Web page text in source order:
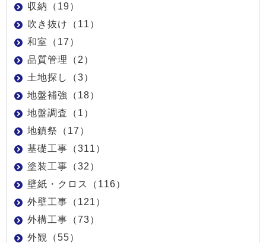
収納（19）
吹き抜け（11）
和室（17）
品質管理（2）
土地探し（3）
地盤補強（18）
地盤調査（1）
地鎮祭（17）
基礎工事（311）
塗装工事（32）
壁紙・クロス（116）
外壁工事（121）
外構工事（73）
外観（55）